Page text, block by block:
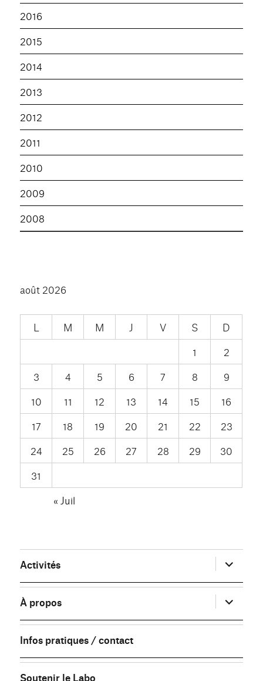
2016
2015
2014
2013
2012
2011
2010
2009
2008
août 2026
L M M J V S
D
1
2
3
4 5 6 7 8
9
10
11 12 13 14 15
16
17
18 19 20 21 22
23
24
25 26 27 28 29
30
31
« Juil
Activités ouvrir
le
sous-
menu
À propos
ouvrir
le
sous-
menu
Infos pratiques / contact
Soutenir le Labo